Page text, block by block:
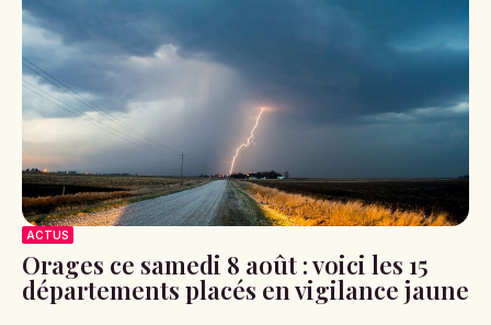
Éclipse solaire du 12 août 2026 : voici
combien d’années il faudra attendre